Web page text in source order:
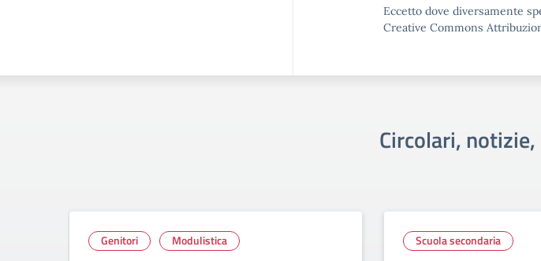
Eccetto dove diversamente
Creative Commons
Circolari,
Genitori
Modulistica
Scuola secondaria